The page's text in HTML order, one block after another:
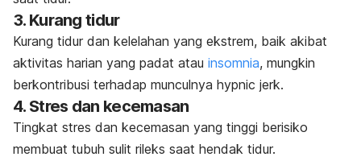
3. Kurang tidur
Kurang tidur dan kelelahan yang ekstrem, baik akibat
aktivitas harian yang padat atau insomnia, mungkin
berkontribusi terhadap munculnya hypnic jerk.
4. Stres dan kecemasan
Tingkat stres dan kecemasan yang tinggi berisiko
membuat tubuh sulit rileks saat hendak tidur.